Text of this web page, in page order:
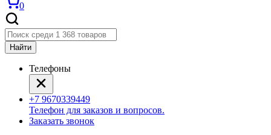
0
Найти
Телефоны
+7 9670339449
Телефон для заказов и вопросов.
Заказать звонок